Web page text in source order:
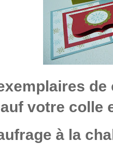
votre colle
à la